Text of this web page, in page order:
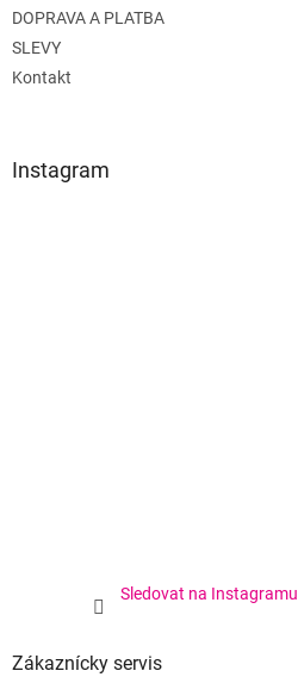
DOPRAVA A PLATBA
SLEVY
Kontakt
Instagram
Sledovat na Instagramu
Zákaznícky servis